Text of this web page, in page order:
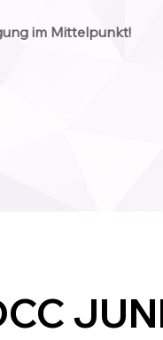
im Mittelpunkt!